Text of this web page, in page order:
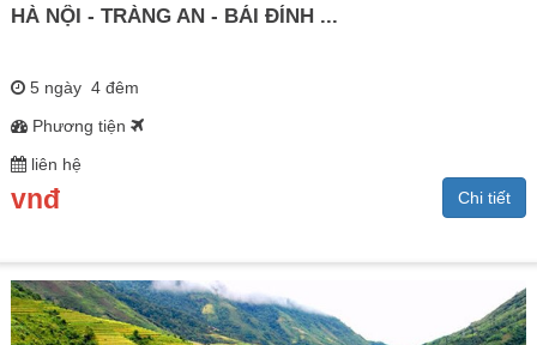
HÀ NỘI - TRÀNG AN - BÁI ĐÍNH ...
5 ngày 4 đêm
Phương tiện
liên hệ
vnđ Chi tiết